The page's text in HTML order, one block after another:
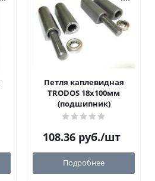
Петля каплевидная
TRODOS 18х100мм
(подшипник)
108.36 руб./шт
Подробнее